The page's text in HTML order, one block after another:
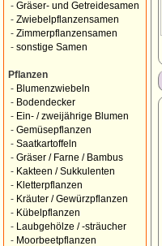
- Gräser- und Getreidesamen
- Zwiebelpflanzensamen
- Zimmerpflanzensamen
- sonstige Samen
Pflanzen
- Blumenzwiebeln
- Bodendecker
- Ein- / zweijährige Blumen
- Gemüsepflanzen
- Saatkartoffeln
- Gräser / Farne / Bambus
- Kakteen / Sukkulenten
- Kletterpflanzen
- Kräuter / Gewürzpflanzen
- Kübelpflanzen
-
Laubgehölze / -sträucher
- Moorbeetpflanzen